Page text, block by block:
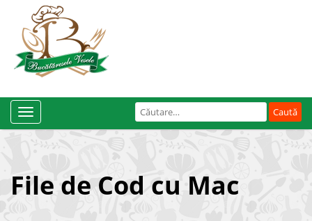
Caută
după:
Toggle
Navigation
File de Cod cu Mac